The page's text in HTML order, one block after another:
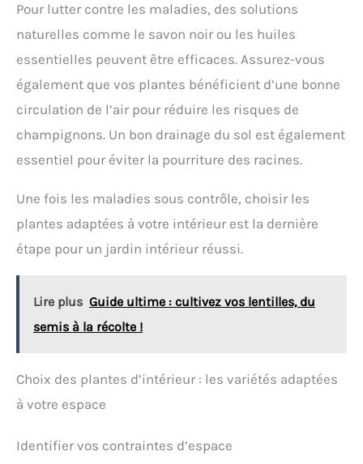
Pour lutter contre les maladies, des solutions
naturelles comme le savon noir ou les huiles
essentielles peuvent être efficaces. Assurez-vous
également que vos plantes bénéficient d’une bonne
circulation de l’air pour réduire les risques de
champignons. Un bon drainage du sol est également
essentiel pour éviter la pourriture des racines.
Une fois les maladies sous contrôle, choisir les
plantes adaptées à votre intérieur est la dernière
étape pour un jardin intérieur réussi.
Lire plus Guide ultime : cultivez vos lentilles, du
semis à la récolte !
Choix des plantes d’intérieur : les variétés adaptées
à votre espace
Identifier vos contraintes d’espace